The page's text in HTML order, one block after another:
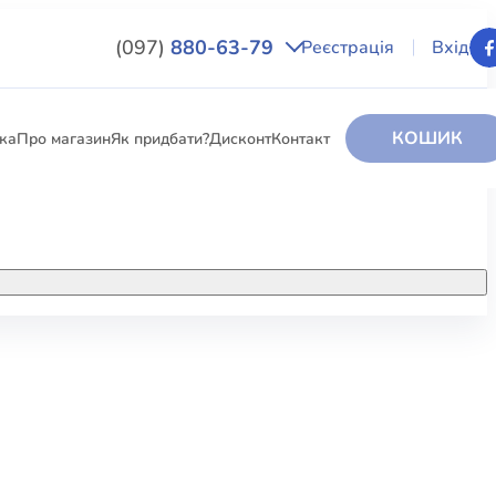
(097) 880-63-79 Реєстрація Вхід
Про магазинЯк придбати?ДисконтКонтакт КОШИК